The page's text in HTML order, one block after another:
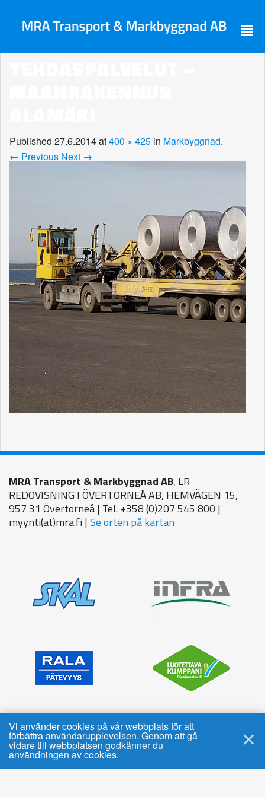
Published 27.6.2014at400 × 425 in Markbyggnad.
← Previous Next →
MRA Transport & Markbyggnad AB, LR
REDOVISNING I ÖVERTORNEÅ AB, HEMVÄGEN 15,
957 31 Övertorneå | Tel. +358 (0)207 545 800 |
myynti(at)mra.fi |Se orten på kartan
Vi använder cookies på vår webbplats för att
förbättra användarupplevelsen. Genom att gå
vidare till webbplatsen godkänner du
användningen av cookies.
✕